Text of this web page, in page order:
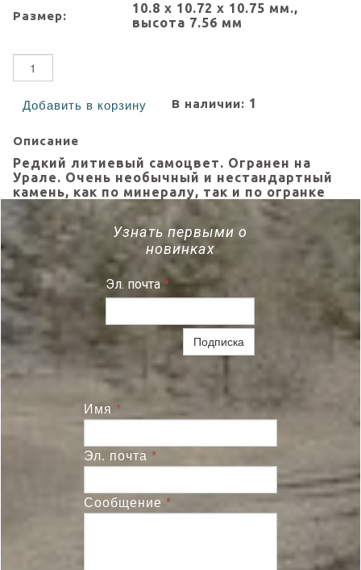
Размер:
10.8 х 10.72 х 10.75 мм.,
высота 7.56 мм
Добавить в корзину В наличии: 1
Описание
Редкий литиевый самоцвет. Огранен на
Урале. Очень необычный и нестандартный
камень, как по минералу, так и по огранке
Узнать первыми о
новинках
Эл. почта *
Подписка
Имя *
Эл. почта *
Сообщение *